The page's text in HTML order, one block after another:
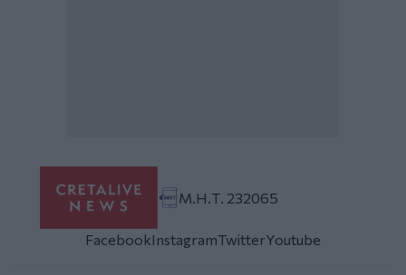
Μ.Η.Τ. 232065
FacebookInstagramTwitterYoutube